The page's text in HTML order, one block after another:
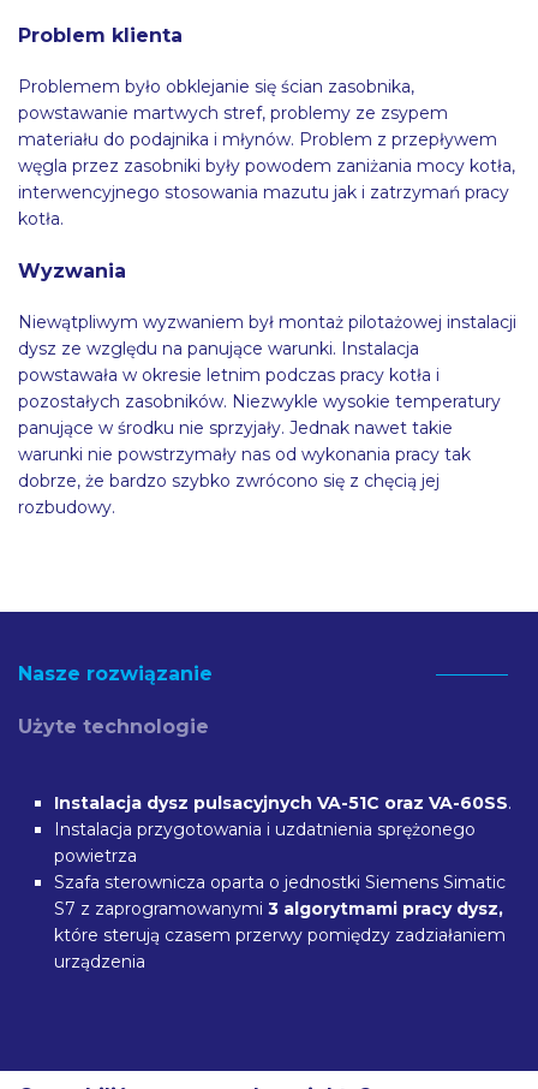
Problem klienta
Problemem było obklejanie się ścian zasobnika,
powstawanie martwych stref, problemy ze zsypem
materiału do podajnika i młynów. Problem z przepływem
węgla przez zasobniki były powodem zaniżania mocy kotła,
interwencyjnego stosowania mazutu jak i zatrzymań pracy
kotła.
Wyzwania
Niewątpliwym wyzwaniem był montaż pilotażowej instalacji
dysz ze względu na panujące warunki. Instalacja
powstawała w okresie letnim podczas pracy kotła i
pozostałych zasobników. Niezwykle wysokie temperatury
panujące w środku nie sprzyjały. Jednak nawet takie
warunki nie powstrzymały nas od wykonania pracy tak
dobrze, że bardzo szybko zwrócono się z chęcią jej
rozbudowy.
Nasze rozwiązanie
Użyte technologie
Instalacja dysz pulsacyjnych VA-51C oraz VA-60SS.
Instalacja przygotowania i uzdatnienia sprężonego
powietrza
Szafa sterownicza oparta o jednostki Siemens Simatic
S7 z zaprogramowanymi 3 algorytmami pracy dysz,
które sterują czasem przerwy pomiędzy zadziałaniem
urządzenia